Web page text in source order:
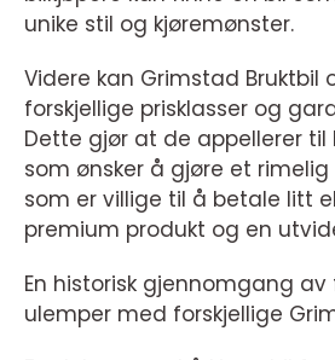
unike stil og kjøremønster.
Videre kan Grimstad Bruktbil
forskjellige prisklasser og
Dette gjør at de appellerer til
som ønsker å gjøre et
som er villige til å betale litt
premium produkt og en
En historisk gjennomgang
ulemper med forskjellige